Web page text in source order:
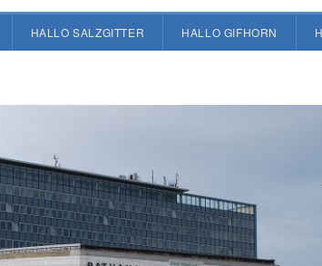
HALLO SALZGITTER HALLO GIFHORN